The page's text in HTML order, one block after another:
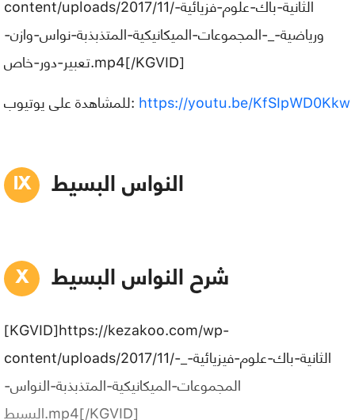
ورياضية-_-المجموعات-الميكانيكية-المتذبذبة-نواس-وازن-
تعبير-دور-خاص.mp4[/KGVID]
للمشاهدة على يوتيوب: https://youtu.be/KfSIpWD0Kkw
النواس البسيط
شرح النواس البسيط
[KGVID]https://kezakoo.com/wp-
content/uploads/2017/11/الثانية-باك-علوم-فيزيائية-_-
المجموعات-الميكانيكية-المتذبذبة-النواس-
البسيط.mp4[/KGVID]